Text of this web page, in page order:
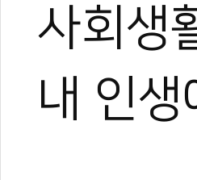
사회생
내 인